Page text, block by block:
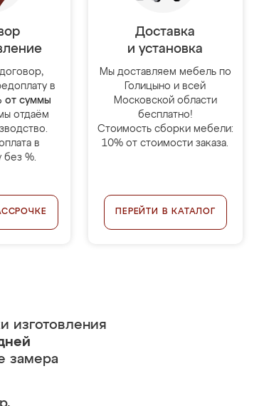
в
от суммы
отдаём
в
без %.
Доставка
и установка
Мы доставляем мебель по
Голицыно и всей
Московской области
бесплатно!
Стоимость сборки мебели:
10% от стоимости заказа.
ПЕРЕЙТИ В КАТАЛОГ
изготовления
замера